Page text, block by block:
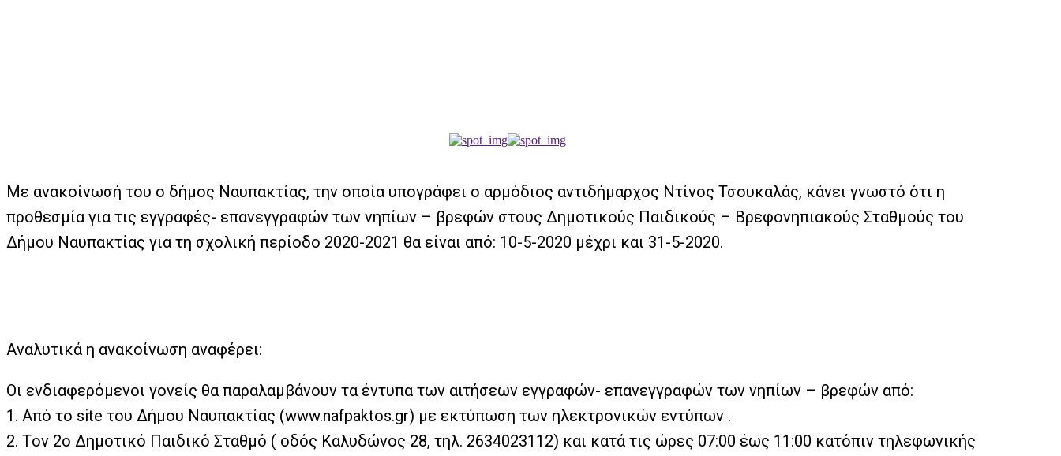
Με ανακοίνωσή του ο δήμος Ναυπακτίας, την οποία υπογράφει ο αρμόδιος αντιδήμαρχος Ντίνος Τσουκαλάς, κάνει γνωστό ότι η
προθεσμία για τις εγγραφές- επανεγγραφών των νηπίων – βρεφών στους Δημοτικούς Παιδικούς – Βρεφονηπιακούς Σταθμούς του
Δήμου Ναυπακτίας για τη σχολική περίοδο 2020-2021 θα είναι από: 10-5-2020 μέχρι και 31-5-2020.
Αναλυτικά η ανακοίνωση αναφέρει:
Οι ενδιαφερόμενοι γονείς θα παραλαμβάνουν τα έντυπα των αιτήσεων εγγραφών- επανεγγραφών των νηπίων – βρεφών από:
1. Από το site του Δήμου Ναυπακτίας (www.nafpaktos.gr) με εκτύπωση των ηλεκτρονικών εντύπων .
2. Tον 2ο Δημοτικό Παιδικό Σταθμό ( οδός Καλυδώνος 28, τηλ. 2634023112) και κατά τις ώρες 07:00 έως 11:00 κατόπιν τηλεφωνικής